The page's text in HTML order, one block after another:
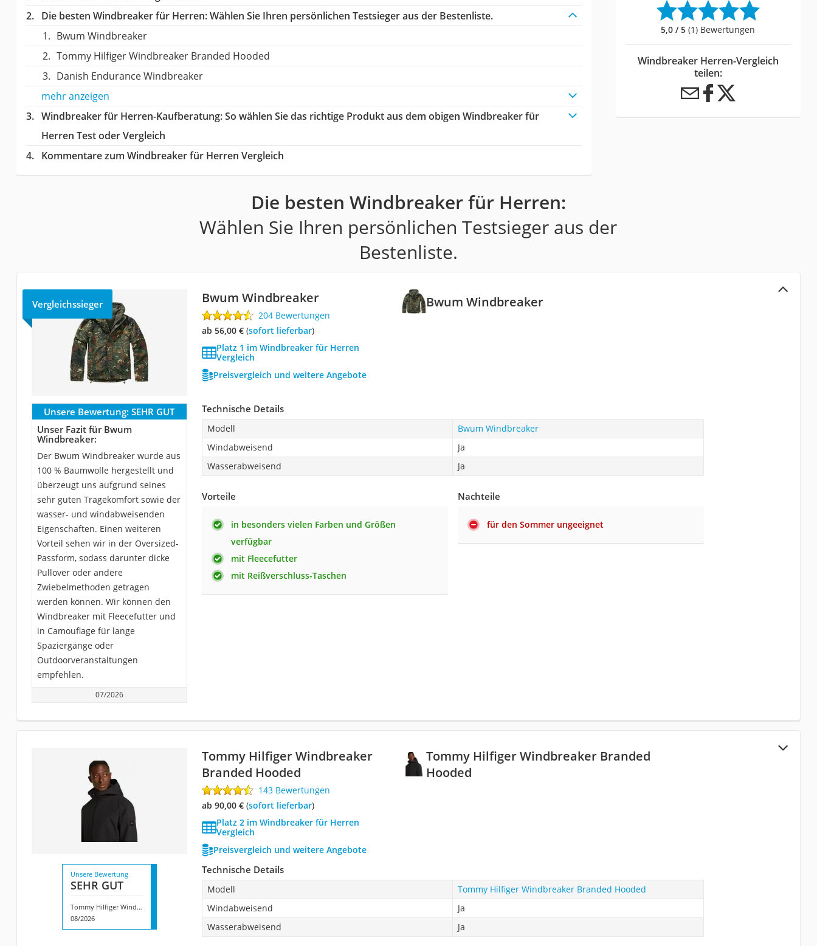
Die besten Windbreaker für Herren:Wählen Sie Ihren persönlichen Testsieger aus der Bestenliste.
Bwum Windbreaker
Tommy Hilfiger Windbreaker Branded Hooded
Danish Endurance Windbreaker
mehr anzeigen
Windbreaker für Herren-Kaufberatung: So wählen Sie das richtige Produkt aus dem obigen Windbreaker für
Herren Test oder Vergleich
Kommentare zum Windbreaker für Herren Vergleich
5,0 / 5 (1) Bewertungen
Windbreaker Herren-Vergleich
teilen:
Die besten Windbreaker für Herren:
Wählen Sie Ihren persönlichen Testsieger aus der
Bestenliste.
Bwum Windbreaker
Vergleichssieger Bwum Windbreaker
204 Bewertungen
ab 56,00 €( Sofort lieferbar)
Platz 1 im Windbreaker für Herren
Vergleich
Preisvergleich und weitere Angebote
Unsere Bewertung: SEHR GUT
Unser Fazit für Bwum
Windbreaker:
Der Bwum Windbreaker wurde aus
100 % Baumwolle hergestellt und
überzeugt uns aufgrund seines
sehr guten Tragekomfort sowie der
wasser- und windabweisenden
Eigenschaften. Einen weiteren
Vorteil sehen wir in der Oversized-
Passform, sodass darunter dicke
Pullover oder andere
Zwiebelmethoden getragen
werden können. Wir können den
Windbreaker mit Fleecefutter und
in Camouflage für lange
Spaziergänge oder
Outdoorveranstaltungen
empfehlen.
07/2026
Technische Details
Modell
Bwum Windbreaker
Windabweisend
Ja
Wasserabweisend
Ja
Vorteile
in besonders vielen Farben und Größen
verfügbar
mit Fleecefutter
mit Reißverschluss-Taschen
Nachteile
für den Sommer ungeeignet
Tommy Hilfiger Windbreaker Branded
Hooded
Tommy Hilfiger Windbreaker
Branded Hooded
143 Bewertungen
ab 90,00 €( Sofort lieferbar)
Platz 2 im Windbreaker für Herren
Vergleich
Preisvergleich und weitere Angebote
Unsere Bewertung
SEHR GUT
Tommy Hilfiger Windbreaker Branded Hooded
08/2026
Technische Details
Modell
Tommy Hilfiger Windbreaker Branded Hooded
Windabweisend
Ja
Wasserabweisend
Ja